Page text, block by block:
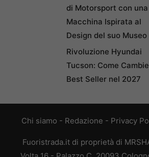
di Motorsport con una
Macchina Ispirata al
Design del suo Museo
Rivoluzione Hyundai
Tucson: Come
Best Seller nel 2027
Chi siamo - Redazione - Privacy
Fuoristrada.it di proprietà di